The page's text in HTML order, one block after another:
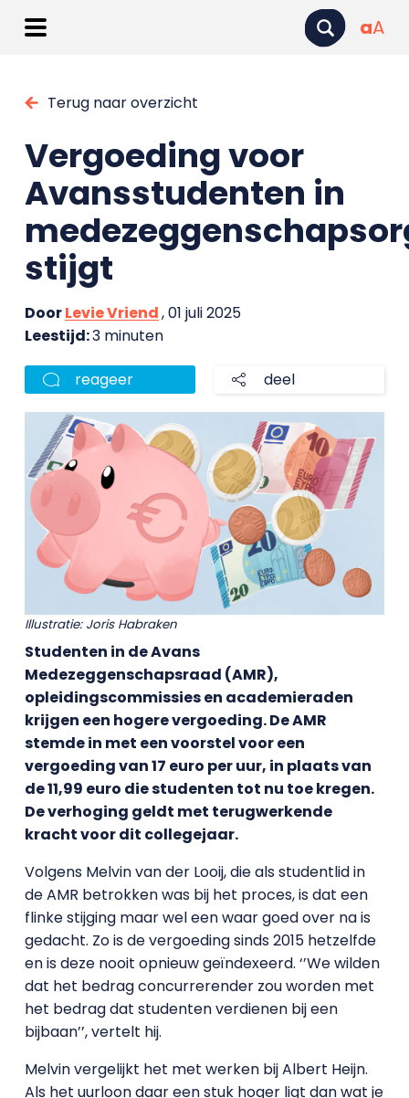
aA
Terug naar overzicht
Vergoeding voor
Avansstudenten in
stijgt
DoorLevie Vriend, 01 juli 2025
Leestijd:3 minuten
reageer deel
Illustratie: Joris Habraken
Studenten in de Avans
Medezeggenschapsraad (AMR),
opleidingscommissies en academieraden
krijgen een hogere vergoeding. De AMR
stemde in met een voorstel voor een
vergoeding van 17 euro per uur, in plaats van
de 11,99 euro die studenten tot nu toe kregen.
De verhoging geldt met terugwerkende
kracht voor dit collegejaar.
Volgens Melvin van der Looij, die als studentlid in
de AMR betrokken was bij het proces, is dat een
flinke stijging maar wel een waar goed over na is
gedacht. Zo is de vergoeding sinds 2015 hetzelfde
en is deze nooit opnieuw geïndexeerd. ‘’We wilden
dat het bedrag concurrerender zou worden met
het bedrag dat studenten verdienen bij een
bijbaan’’, vertelt hij.
Melvin vergelijkt het met werken bij Albert Heijn.
Als het uurloon daar een stuk hoger ligt dan wat je